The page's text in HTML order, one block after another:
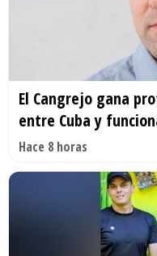
El Cangrejo gana
entre Cuba y
Hace 8 horas